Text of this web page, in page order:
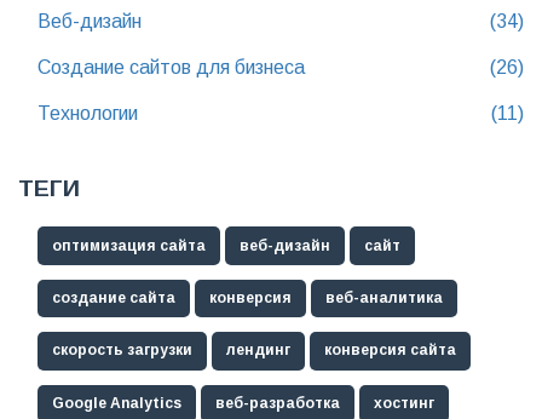
Веб-дизайн (34)
Создание сайтов для бизнеса (26)
Технологии (11)
ТЕГИ
оптимизация сайта веб-дизайн сайт
создание сайта конверсия веб-аналитика
скорость загрузки лендинг конверсия сайта
Google Analytics веб-разработка хостинг